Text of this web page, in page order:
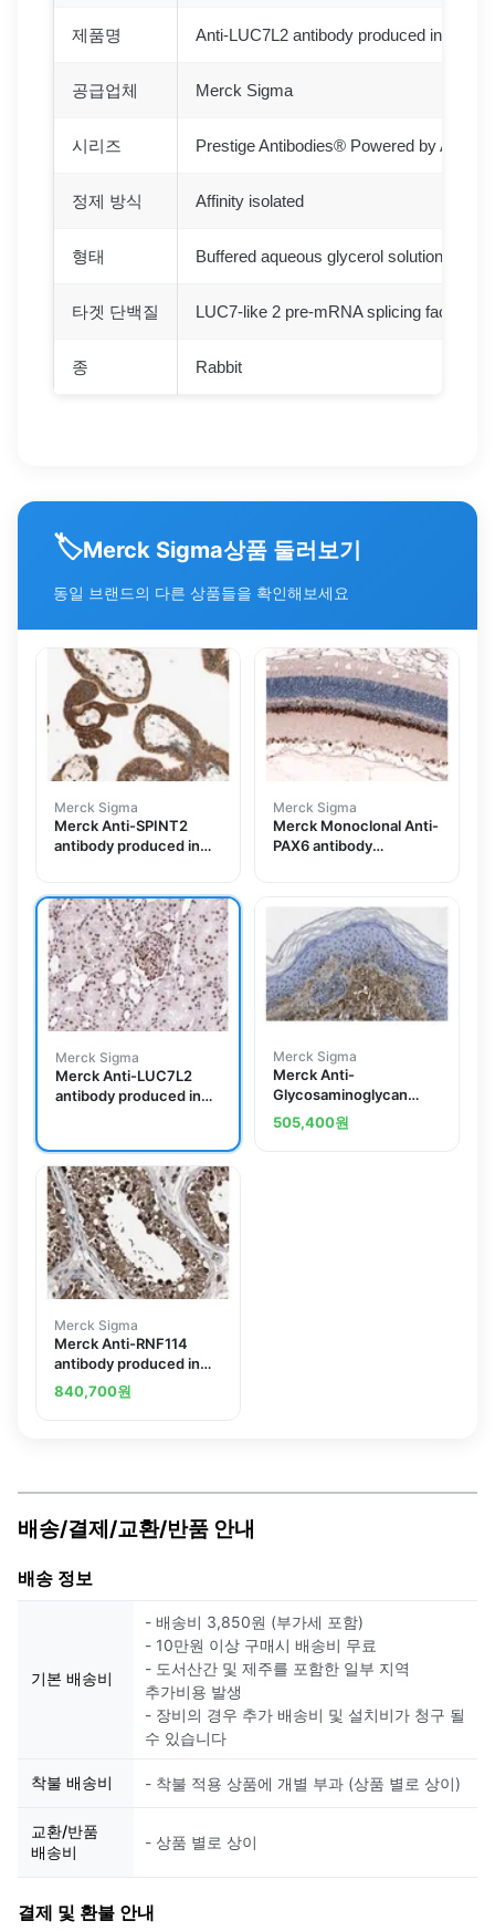
제품명 Anti-LUC7L2 antibody produced in rabbit
공급업체 Merck Sigma
시리즈 Prestige Antibodies® Powered by Atlas
정제 방식 Affinity isolated
형태 Buffered aqueous glycerol solution
타겟 단백질 LUC7-like 2 pre-mRNA splicing factor
종 Rabbit
🏷️Merck Sigma상품 둘러보기
동일 브랜드의 다른 상품들을 확인해보세요
Merck Sigma
Merck Anti-SPINT2
antibody produced in
Merck Sigma
Merck Monoclonal Anti-
PAX6 antibody
Merck Sigma
Merck Anti-LUC7L2
antibody produced in
Merck Sigma
Merck Anti-
Glycosaminoglycan
Antibody, skin specific
Antibody, clone PG-4
505,400원
Merck Sigma
Merck Anti-RNF114
antibody produced in
rabbit
840,700원
배송/결제/교환/반품 안내
배송 정보
기본 배송비
- 배송비 3,850원 (부가세 포함)
- 10만원 이상 구매시 배송비 무료
- 도서산간 및 제주를 포함한 일부 지역
추가비용 발생
- 장비의 경우 추가 배송비 및 설치비가 청구 될
수 있습니다
착불 배송비 - 착불 적용 상품에 개별 부과 (상품 별로 상이)
교환/반품
배송비
- 상품 별로 상이
결제 및 환불 안내